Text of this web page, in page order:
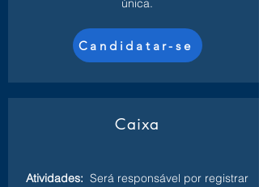
única.
Candidatar-se
Caixa
Atividades: Será responsável por registrar